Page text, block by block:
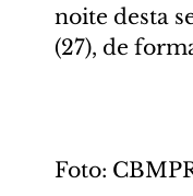
noite desta
(27), de
Foto: